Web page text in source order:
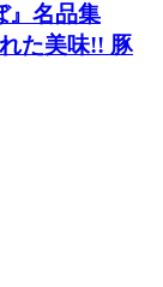
』名品集
た美味!! 豚